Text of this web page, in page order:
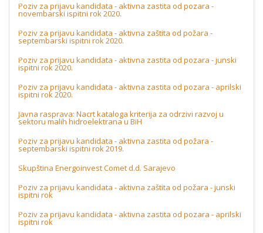
Poziv za prijavu kandidata - aktivna zastita od pozara -
novembarski ispitni rok 2020.
Poziv za prijavu kandidata - aktivna zaštita od požara -
septembarski ispitni rok 2020.
Poziv za prijavu kandidata - aktivna zastita od pozara - junski
ispitni rok 2020.
Poziv za prijavu kandidata - aktivna zastita od pozara - aprilski
ispitni rok 2020.
Javna rasprava: Nacrt kataloga kriterija za odrzivi razvoj u
sektoru malih hidroelektrana u BiH
Poziv za prijavu kandidata - aktivna zastita od požara -
septembarski ispitni rok 2019.
Skupština Energoinvest Comet d.d. Sarajevo
Poziv za prijavu kandidata - aktivna zaštita od požara - junski
ispitni rok
Poziv za prijavu kandidata - aktivna zastita od pozara - aprilski
ispitni rok